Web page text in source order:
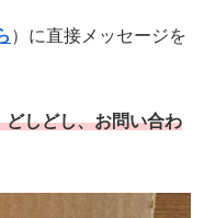
）に直接メッセージを
しどし、お問い合わ